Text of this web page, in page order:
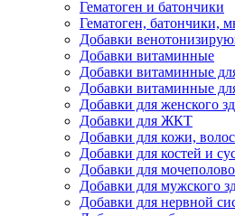
Гематоген и батончики
Гематоген, батончики,
Добавки
Добавки витаминные
Добавки витаминные
Добавки витаминные
Добавки для женского
Добавки для ЖКТ
Добавки для кожи,
Добавки для костей и
Добавки для
Добавки для мужского
Добавки для нервной